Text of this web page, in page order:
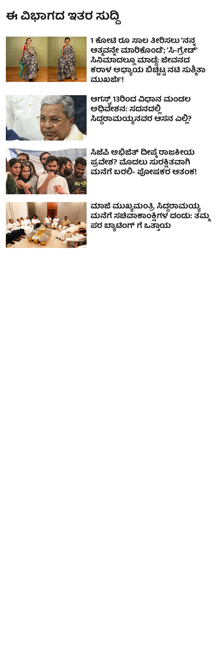
ಈ ವಿಭಾಗದ ಇತರ ಸುದ್ದಿ
1 ಕೋಟಿ ರೂ ಸಾಲ ತೀರಿಸಲು 'ನನ್ನ
ಆತ್ಮವನ್ನೇ ಮಾರಿಕೊಂಡೆ'; 'ಸಿ-ಗ್ರೇಡ್'
ಸಿನಿಮಾದಲ್ಲೂ ಮಾಡ್ದೆ: ಜೀವನದ
ಕರಾಳ ಅಧ್ಯಾಯ ಬಿಚ್ಚಿಟ್ಟ ನಟಿ ಸುಶ್ಮಿತಾ
ಮುಖರ್ಜಿ!
ಆಗಸ್ಟ್ 13ರಿಂದ ವಿಧಾನ ಮಂಡಲ
ಅಧಿವೇಶನ: ಸದನದಲ್ಲಿ
ಸಿದ್ದರಾಮಯ್ಯನವರ ಆಸನ ಎಲ್ಲಿ?
ಸಿಜೆಪಿ ಅಭಿಜಿತ್ ದೀಪ್ಕೆ ರಾಜಕೀಯ
ಪ್ರವೇಶ? ಮೊದಲು ಸುರಕ್ಷಿತವಾಗಿ
ಮನೆಗೆ ಬರಲಿ- ಪೋಷಕರ ಆತಂಕ!
ಮಾಜಿ ಮುಖ್ಯಮಂತ್ರಿ ಸಿದ್ದರಾಮಯ್ಯ
ಮನೆಗೆ ಸಚಿವಾಕಾಂಕ್ಷಿಗಳ ದಂಡು: ತಮ್ಮ
ಪರ ಬ್ಯಾಟಿಂಗ್ ಗೆ ಒತ್ತಾಯ